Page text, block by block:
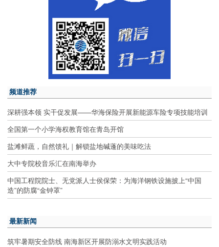
频道推荐
深耕强本领 实干促发展——华海保险开展新能源车险专项技能培训
全国第一个小学海权教育馆在青岛开馆
盐滩鲜蔬，自然馈礼｜解锁盐地碱蓬的美味吃法
大中专院校音乐汇在南海举办
中国工程院院士、无党派人士侯保荣：为海洋钢铁设施披上“中国
造”的防腐“金钟罩”
最新新闻
筑牢暑期安全防线 南海新区开展防溺水文明实践活动